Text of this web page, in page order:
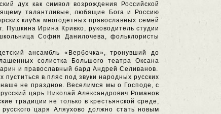
дух как символ возрождения Российской
талантливые, любящие Бога и Россию
клуба многодетных православных семей
Пушкина Ирина Кривко, руководитель студии
София Данилочева, фольклористы
ансамбль «Вербочка», тронувший до
солистка Большого театра Оксана
и православный бард Андрей Селиванов.
в пляс под звуки народных русских
не праздное. Веселимся мы о Господе, с
царь Николай Александрович Романов
традиции не только в крестьянской среде,
царя Аляухово должно стать новым